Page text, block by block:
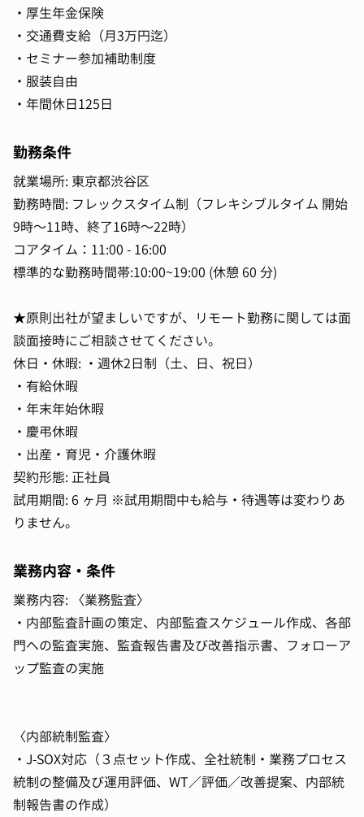
・厚生年金保険
・交通費支給（月3万円迄）
・セミナー参加補助制度
・服装自由
・年間休日125日
勤務条件
就業場所: 東京都渋谷区
勤務時間: フレックスタイム制（フレキシブルタイム 開始
9時～11時、終了16時～22時）
コアタイム：11:00 - 16:00
標準的な勤務時間帯:10:00~19:00 (休憩 60 分)
★原則出社が望ましいですが、リモート勤務に関しては面
談面接時にご相談させてください。
休日・休暇: ・週休2日制（土、日、祝日）
・有給休暇
・年末年始休暇
・慶弔休暇
・出産・育児・介護休暇
契約形態: 正社員
試用期間: 6 ヶ⽉ ※試⽤期間中も給与・待遇等は変わりあ
りません。
業務内容・条件
業務内容: 〈業務監査〉
・内部監査計画の策定、内部監査スケジュール作成、各部
門への監査実施、監査報告書及び改善指示書、フォローア
ップ監査の実施
〈内部統制監査〉
・J-SOX対応（３点セット作成、全社統制・業務プロセス
統制の整備及び運用評価、WT／評価／改善提案、内部統
制報告書の作成）